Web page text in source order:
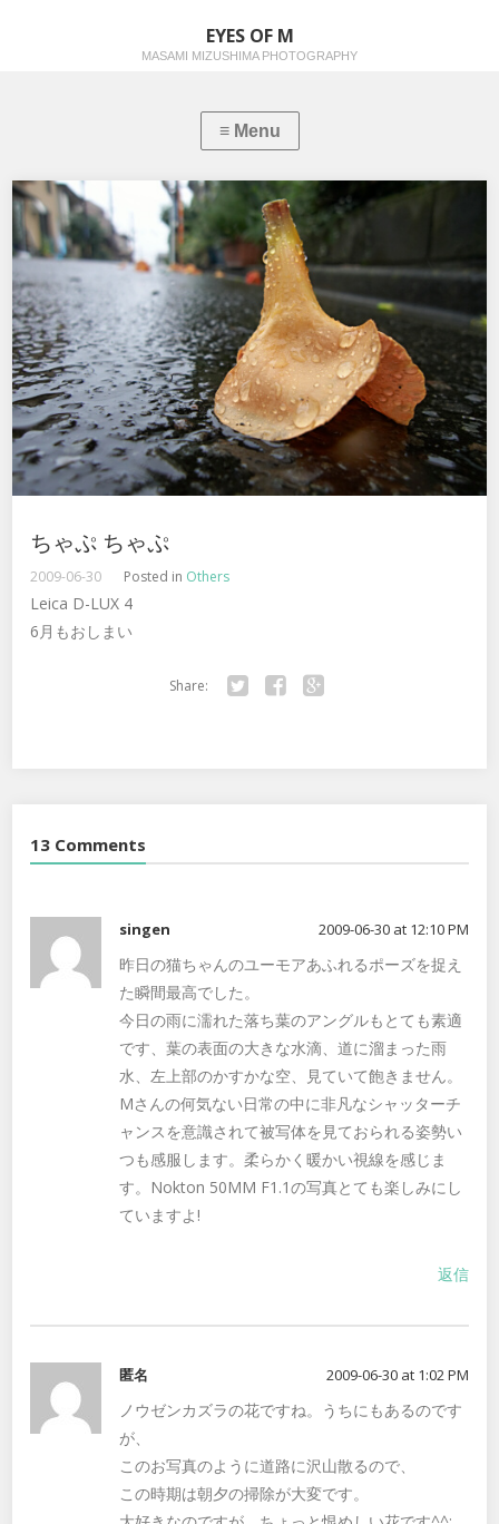
EYES OF M
MASAMI MIZUSHIMA PHOTOGRAPHY
ちゃぷ ちゃぷ
2009-06-30 Posted in Others
Leica D-LUX 4
6月もおしまい
Share:
13 Comments
singen 2009-06-30 at 12:10 PM
昨日の猫ちゃんのユーモアあふれるポーズを捉え
た瞬間最高でした。
今日の雨に濡れた落ち葉のアングルもとても素適
です、葉の表面の大きな水滴、道に溜まった雨
水、左上部のかすかな空、見ていて飽きません。
Mさんの何気ない日常の中に非凡なシャッターチ
ャンスを意識されて被写体を見ておられる姿勢い
つも感服します。柔らかく暖かい視線を感じま
す。Nokton 50MM F1.1の写真とても楽しみにし
ていますよ!
返信
匿名 2009-06-30 at 1:02 PM
ノウゼンカズラの花ですね。うちにもあるのです
が、
このお写真のように道路に沢山散るので、
この時期は朝夕の掃除が大変です。